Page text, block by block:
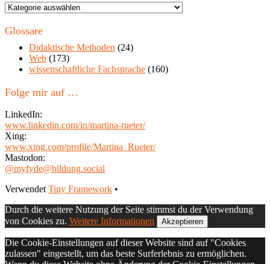
Themen
diesem
Glossare
Didaktische Methoden (24)
Web (173)
wissenschaftliche Fachsprache (160)
Folge mir auf …
LinkedIn:
www.linkedin.com/in/martina-rueter/
Xing:
www.xing.com/profile/Martina_Rueter/
Mastodon:
@myfyde@bildung.social
Footer
Inhalt
Verwendet Tiny Framework •
Durch die weitere Nutzung der Seite stimmst du der Verwendung
von Cookies zu. Weitere Informationen Akzeptieren
Die Cookie-Einstellungen auf dieser Website sind auf "Cookies
zulassen" eingestellt, um das beste Surferlebnis zu ermöglichen.